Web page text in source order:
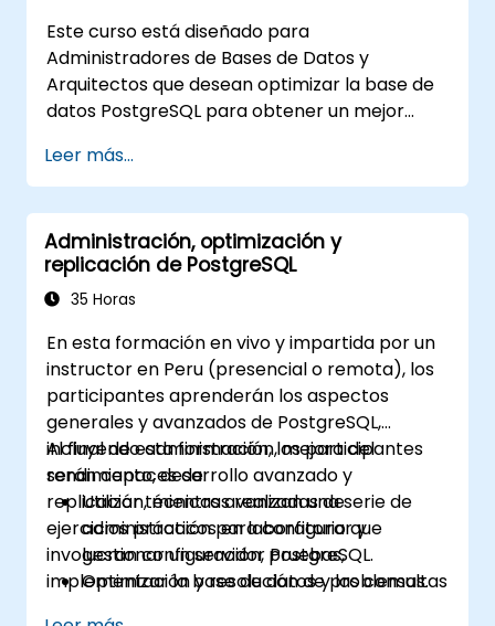
empresarial para entornos críticos que
atienden aplicaciones comerciales con alto
tráfico.
Este curso está diseñado para
Administradores de Bases de Datos y
Arquitectos que desean optimizar la base de
datos PostgreSQL para obtener un mejor
trabajo lentas y a identificar posibles puntos
críticos en una consulta. Este tema también
cubre los parámetros más importantes que
deben ajustarse para lograr un rendimiento
óptimo.
Leer más...
Administración, optimización y
replicación de PostgreSQL
35 Horas
En esta formación en vivo y impartida por un
instructor en Peru (presencial o remota), los
participantes aprenderán los aspectos
generales y avanzados de PostgreSQL,
incluyendo administración, mejora del
rendimiento, desarrollo avanzado y
replicación, mientras realizan una serie de
ejercicios prácticos en laboratorio que
involucran configuración, pruebas,
implementación y resolución de problemas.
Al final de esta formación, los participantes
serán capaces de:
Utilizar técnicas avanzadas de
administración para configurar y
gestionar un servidor PostgreSQL.
Optimizar la base de datos y las consultas